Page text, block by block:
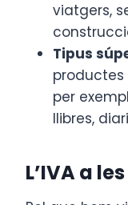
viatgers,
Tipus
per
llibres,
L’IVA a